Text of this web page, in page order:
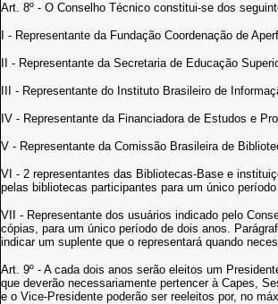
Art. 8º - O Conselho Técnico constitui-se dos
I - Representante da Fundação Coordenação de
II - Representante da Secretaria de Educação
III - Representante do Instituto Brasileiro de
IV - Representante da Financiadora de Estudos e
V - Representante da Comissão Brasileira de
VI - 2 representantes das Bibliotecas-Base e
pelas bibliotecas participantes para um único
VII - Representante dos usuários indicado pelo
cópias, para um único período de dois anos.
indicar um suplente que o representará quando
Art. 9º - A cada dois anos serão eleitos um
que deverão necessariamente pertencer à Capes,
e o Vice-Presidente poderão ser reeleitos por, no